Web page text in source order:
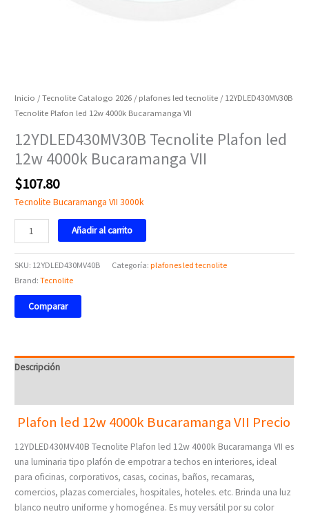
Inicio /Tecnolite Catalogo 2026 / plafones led tecnolite / 12YDLED430MV30B
Tecnolite Plafon led 12w 4000k Bucaramanga VII
12YDLED430MV30B Tecnolite Plafon led
12w 4000k Bucaramanga VII
$107.80
Tecnolite Bucaramanga VII 3000k
Añadir al carrito
SKU: 12YDLED430MV40B Categoría:plafones led tecnolite
Brand:Tecnolite
Comparar
Descripción
Plafon led 12w 4000k Bucaramanga VII Precio
12YDLED430MV40B Tecnolite Plafon led 12w 4000k Bucaramanga VII es
una luminaria tipo plafón de empotrar a techos en interiores, ideal
para oficinas, corporativos, casas, cocinas, baños, recamaras,
comercios, plazas comerciales, hospitales, hoteles. etc. Brinda una luz
blanco neutro uniforme y homogénea. Es muy versátil por su color